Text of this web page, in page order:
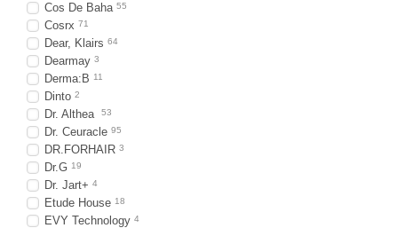
Cos De Baha 55
Cosrx 71
Dear, Klairs 64
Dearmay 3
Derma:B 11
Dinto 2
Dr. Althea 53
Dr. Ceuracle 95
DR.FORHAIR 3
Dr.G 19
Dr. Jart+ 4
Etude House 18
EVY Technology 4